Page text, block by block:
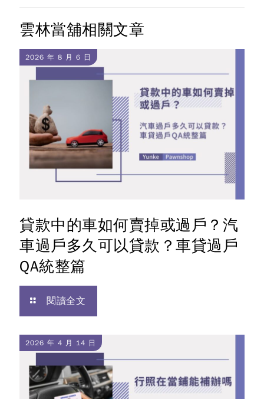
雲林當舖相關文章
2026 年 8 月 6 日
貸款中的車如何賣掉或過戶？汽
車過戶多久可以貸款？車貸過戶
QA統整篇
閱讀全文
2026 年 4 月 14 日